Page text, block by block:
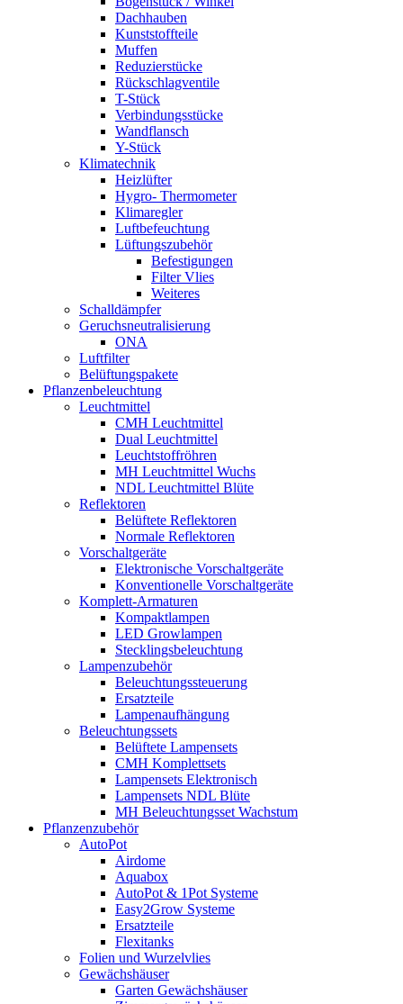
Dachhauben
Kunststoffteile
Muffen
Reduzierstücke
Rückschlagventile
T-Stück
Verbindungsstücke
Wandflansch
Y-Stück
Klimatechnik
Heizlüfter
Hygro- Thermometer
Klimaregler
Luftbefeuchtung
Lüftungszubehör
Befestigungen
Filter Vlies
Weiteres
Schalldämpfer
Geruchsneutralisierung
ONA
Luftfilter
Belüftungspakete
Pflanzenbeleuchtung
Leuchtmittel
CMH Leuchtmittel
Dual Leuchtmittel
Leuchtstoffröhren
MH Leuchtmittel Wuchs
NDL Leuchtmittel Blüte
Reflektoren
Belüftete Reflektoren
Normale Reflektoren
Vorschaltgeräte
Elektronische Vorschaltgeräte
Konventionelle Vorschaltgeräte
Komplett-Armaturen
Kompaktlampen
LED Growlampen
Stecklingsbeleuchtung
Lampenzubehör
Beleuchtungssteuerung
Ersatzteile
Lampenaufhängung
Beleuchtungssets
Belüftete Lampensets
CMH Komplettsets
Lampensets Elektronisch
Lampensets NDL Blüte
MH Beleuchtungsset Wachstum
Pflanzenzubehör
AutoPot
Airdome
Aquabox
AutoPot & 1Pot Systeme
Easy2Grow Systeme
Ersatzteile
Flexitanks
Folien und Wurzelvlies
Gewächshäuser
Garten Gewächshäuser